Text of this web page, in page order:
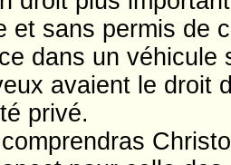
et sans permis de
dans un véhicule
avaient le droit
privé.